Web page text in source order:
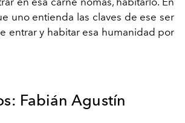
uno entienda las claves de ese ser
entrar y habitar esa humanidad por
Fabián Agustín